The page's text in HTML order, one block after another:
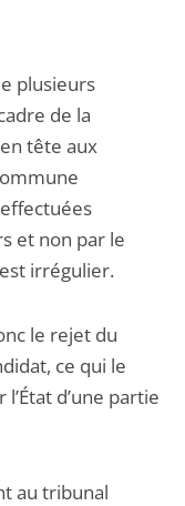
plusieurs
de la
tête aux
et non par le
irrégulier.
le rejet du
ce qui le
d’une partie
au tribunal